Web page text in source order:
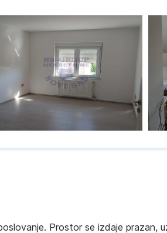
Prostor se izdaje prazan,